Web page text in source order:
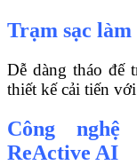
Trạm sạc làm
Dễ dàng tháo đế
thiết kế cải tiến
Công
ReActive AI